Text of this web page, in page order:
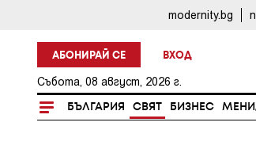
modernity.bg
АБОНИРАЙ СЕ ВХОД
Събота, 08 август, 2026 г.
БЪЛГАРИЯ СВЯТ БИЗНЕС